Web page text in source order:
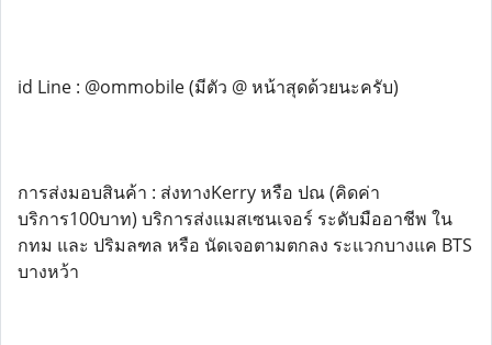
id Line : @ommobile (มีตัว @ หน้าสุดด้วยนะครับ)
การส่งมอบสินค้า : ส่งทางKerry หรือ ปณ (คิดค่า
บริการ100บาท) บริการส่งแมสเซนเจอร์ ระดับมืออาชีพ ใน
กทม และ ปริมลฑล หรือ นัดเจอตามตกลง ระแวกบางแค BTS
บางหว้า